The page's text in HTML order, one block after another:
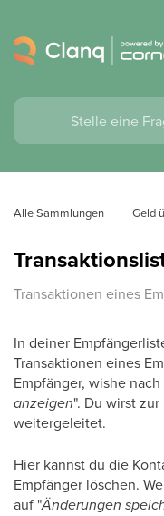
Alle Sammlungen Geld
Transaktionen eines
In deiner
Transaktionen eines
Empfänger, wishe
anzeigen". Du wirst
weitergeleitet.
Hier kannst du die
Empfänger löschen.
auf "Änderungen